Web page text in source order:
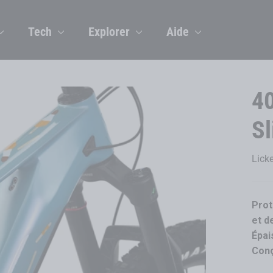
Tech Explorer Aide
et